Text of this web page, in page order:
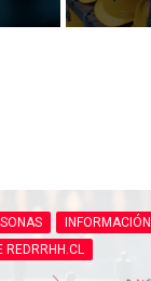
INFORMACIÓN